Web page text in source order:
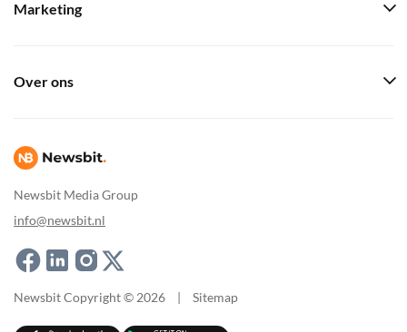
Newsbit Media Group
info@newsbit.nl
Marketing
Over ons
Newsbit Copyright © 2026 | Sitemap